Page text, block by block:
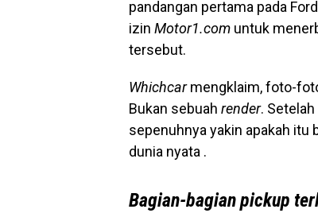
pandangan pertama pada
izin Motor1.com untuk
tersebut.
Whichcarmengklaim, foto-
Bukan sebuah render.
sepenuhnya yakin apakah itu
dunia nyata .
Bagian-bagian pickup